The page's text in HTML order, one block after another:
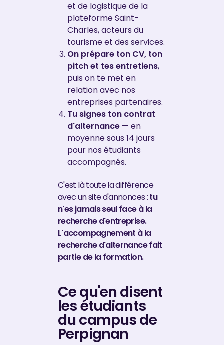
et de logistique de la
plateforme Saint-
Charles, acteurs du
tourisme et des services.
On prépare ton CV, ton
pitch et tes entretiens,
puis on te met en
relation avec nos
entreprises partenaires.
Tu signes ton contrat
d'alternance — en
moyenne sous 14 jours
pour nos étudiants
accompagnés.
C'est là toute la différence
avec un site d'annonces :tu
n'es jamais seul face à la
recherche d'entreprise.
L'accompagnement à la
recherche d'alternance fait
partie de la formation.
Ce qu'en disent
les étudiants
du campus de
Perpignan